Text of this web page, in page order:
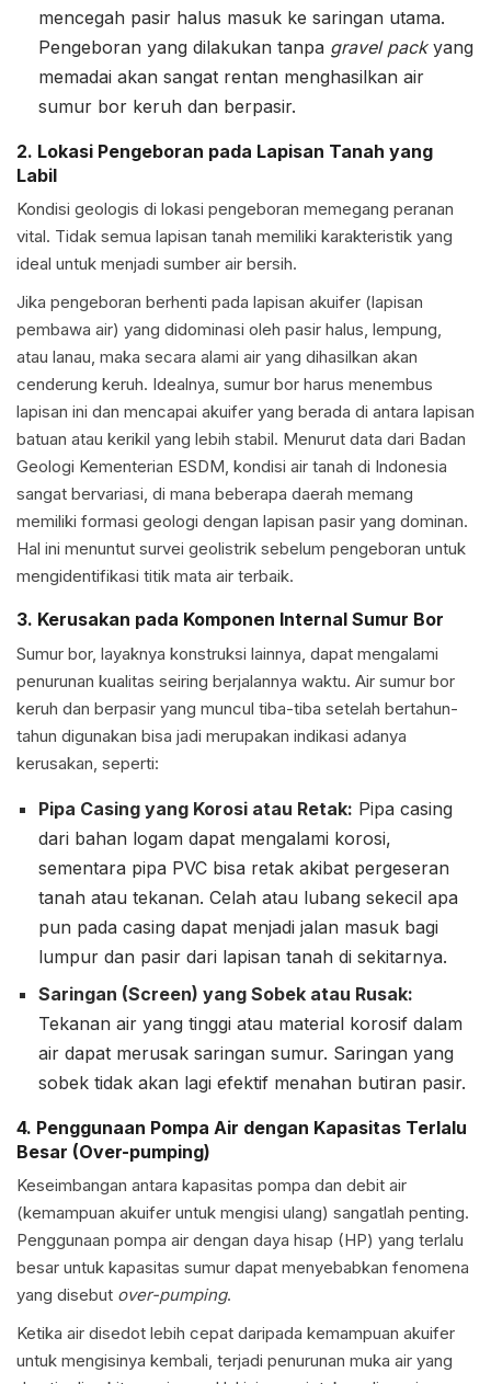
mencegah pasir halus masuk ke saringan utama.
Pengeboran yang dilakukan tanpa gravel packyang
memadai akan sangat rentan menghasilkan air
sumur bor keruh dan berpasir.
2. Lokasi Pengeboran pada Lapisan Tanah yang
Labil
Kondisi geologis di lokasi pengeboran memegang peranan
vital. Tidak semua lapisan tanah memiliki karakteristik yang
ideal untuk menjadi sumber air bersih.
Jika pengeboran berhenti pada lapisan akuifer (lapisan
pembawa air) yang didominasi oleh pasir halus, lempung,
atau lanau, maka secara alami air yang dihasilkan akan
cenderung keruh. Idealnya, sumur bor harus menembus
lapisan ini dan mencapai akuifer yang berada di antara lapisan
batuan atau kerikil yang lebih stabil. Menurut data dari Badan
Geologi Kementerian ESDM, kondisi air tanah di Indonesia
sangat bervariasi, di mana beberapa daerah memang
memiliki formasi geologi dengan lapisan pasir yang dominan.
Hal ini menuntut survei geolistrik sebelum pengeboran untuk
mengidentifikasi titik mata air terbaik.
3. Kerusakan pada Komponen Internal Sumur Bor
Sumur bor, layaknya konstruksi lainnya, dapat mengalami
penurunan kualitas seiring berjalannya waktu. Air sumur bor
keruh dan berpasir yang muncul tiba-tiba setelah bertahun-
tahun digunakan bisa jadi merupakan indikasi adanya
kerusakan, seperti:
Pipa Casing yang Korosi atau Retak: Pipa casing
dari bahan logam dapat mengalami korosi,
sementara pipa PVC bisa retak akibat pergeseran
tanah atau tekanan. Celah atau lubang sekecil apa
pun pada casing dapat menjadi jalan masuk bagi
lumpur dan pasir dari lapisan tanah di sekitarnya.
Saringan (Screen) yang Sobek atau Rusak:
Tekanan air yang tinggi atau material korosif dalam
air dapat merusak saringan sumur. Saringan yang
sobek tidak akan lagi efektif menahan butiran pasir.
4. Penggunaan Pompa Air dengan Kapasitas Terlalu
Besar (Over-pumping)
Keseimbangan antara kapasitas pompa dan debit air
(kemampuan akuifer untuk mengisi ulang) sangatlah penting.
Penggunaan pompa air dengan daya hisap (HP) yang terlalu
besar untuk kapasitas sumur dapat menyebabkan fenomena
yang disebut over-pumping.
Ketika air disedot lebih cepat daripada kemampuan akuifer
untuk mengisinya kembali, terjadi penurunan muka air yang